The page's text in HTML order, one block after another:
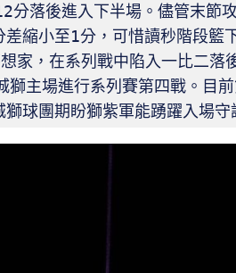
分落後進入下半場。儘管末節
縮小至1分，可惜讀秒階段籃
家，在系列戰中陷入一比二落
獅主場進行系列賽第四戰。目
球團期盼獅紫軍能踴躍入場守